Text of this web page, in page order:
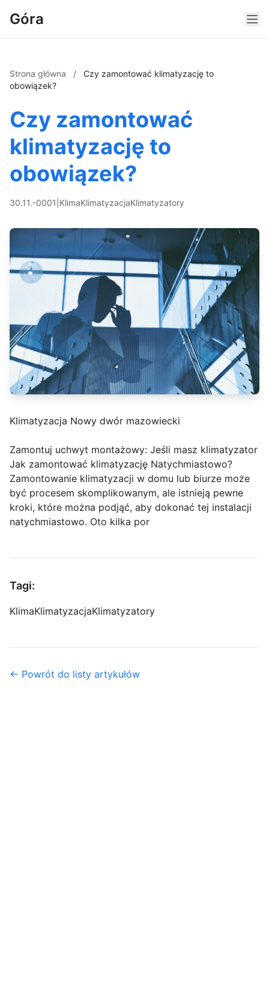
Góra
Strona główna /
Czy zamontować klimatyzację to
obowiązek?
Czy zamontować
klimatyzację to
obowiązek?
30.11.-0001 KlimaKlimatyzacjaKlimatyzatory
Klimatyzacja Nowy dwór mazowiecki
Zamontuj uchwyt montażowy: Jeśli masz klimatyzator
Jak zamontować klimatyzację Natychmiastowo?
Zamontowanie klimatyzacji w domu lub biurze może
być procesem skomplikowanym, ale istnieją pewne
kroki, które można podjąć, aby dokonać tej instalacji
natychmiastowo. Oto kilka por
Tagi:
KlimaKlimatyzacjaKlimatyzatory
← Powrót do listy artykułów